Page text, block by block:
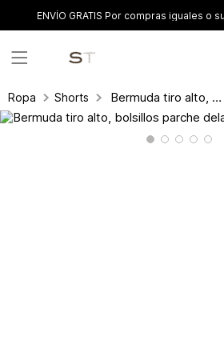
ENVÍO GRATIS Por compras iguales o
Ropa Shorts Bermuda tiro alto, bolsillos parche dela